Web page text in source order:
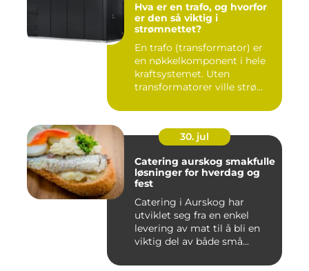
Hva er en trafo, og hvorfor
er den så viktig i
strømnettet?
En trafo (transformator) er
en nøkkelkomponent i hele
kraftsystemet. Uten
transformatorer ville strø...
30. jul
Catering aurskog smakfulle
løsninger for hverdag og
fest
Catering i Aurskog har
utviklet seg fra en enkel
levering av mat til å bli en
viktig del av både små...